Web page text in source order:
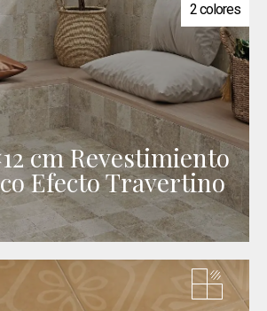
2 colores
cm Revestimiento
Efecto Travertino